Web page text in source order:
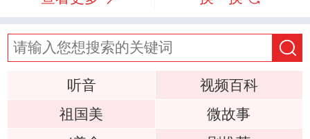
听音
视频百科
祖国美
微故事